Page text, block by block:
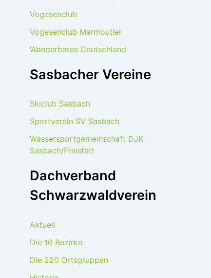
Vogesenclub
Vogesenclub Marmoutier
Wanderbares Deutschland
Sasbacher Vereine
Skiclub Sasbach
Sportverein SV Sasbach
Wassersportgemeinschaft DJK
Sasbach/Freistett
Dachverband
Schwarzwaldverein
Aktuell
Die 16 Bezirke
Die 220 Ortsgruppen